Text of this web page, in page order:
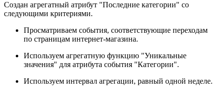
Создан агрегатный атрибут "Последние категории" со
следующими критериями.
Просматриваем события, соответствующие переходам
по страницам интернет-магазина.
Используем агрегатную функцию "Уникальные
значения" для атрибута события "Категории".
Используем интервал агрегации, равный одной неделе.